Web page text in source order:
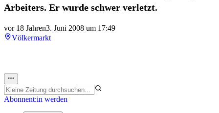
Arbeiters. Er wurde schwer verletzt.
vor 18 Jahren3. Juni 2008 um 17:49
Völkermarkt
Abonnent:in werden